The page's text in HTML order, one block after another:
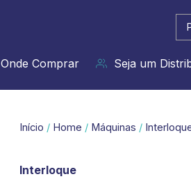
...
Onde Comprar Seja um
Início / Home / Máquinas /
Interloque